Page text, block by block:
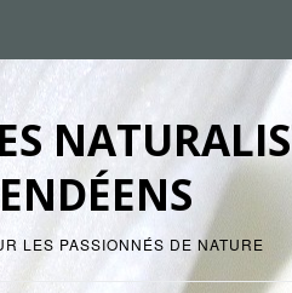
LES PASSIONNÉS DE NATURE